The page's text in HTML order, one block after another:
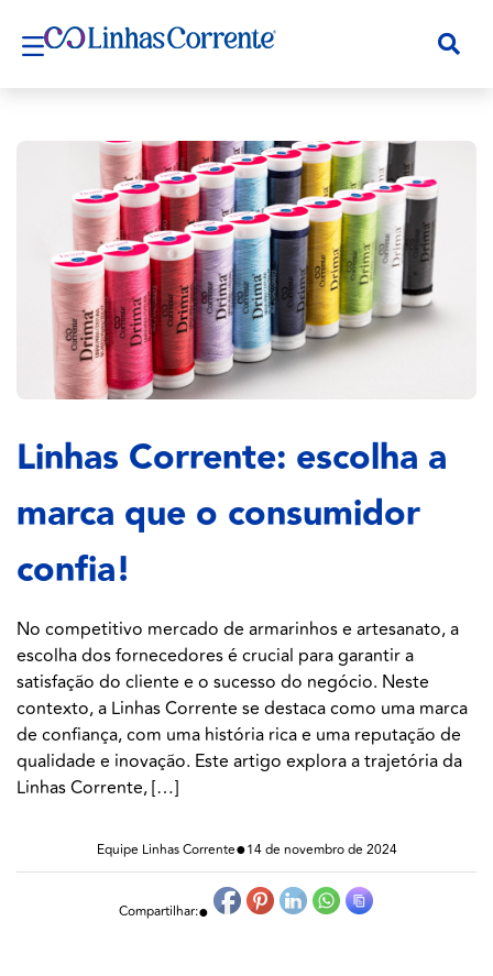
Linhas Corrente: escolha a
marca que o consumidor
confia!
No competitivo mercado de armarinhos e artesanato, a
escolha dos fornecedores é crucial para garantir a
satisfação do cliente e o sucesso do negócio. Neste
contexto, a Linhas Corrente se destaca como uma marca
de confiança, com uma história rica e uma reputação de
qualidade e inovação. Este artigo explora a trajetória da
Linhas Corrente, […]
Equipe Linhas Corrente●14 de novembro de 2024
Compartilhar:●